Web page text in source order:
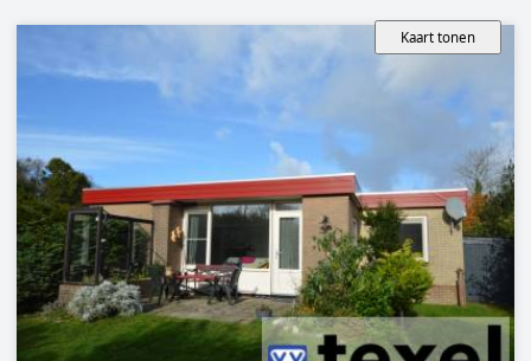
Kaart tonen